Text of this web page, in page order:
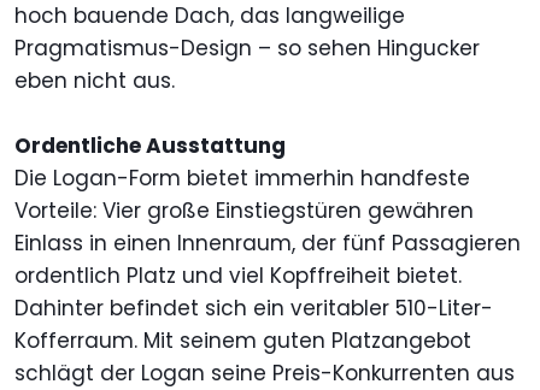
hoch bauende Dach, das langweilige
Pragmatismus-Design – so sehen Hingucker
eben nicht aus.
Ordentliche Ausstattung
Die Logan-Form bietet immerhin handfeste
Vorteile: Vier große Einstiegstüren gewähren
Einlass in einen Innenraum, der fünf Passagieren
ordentlich Platz und viel Kopffreiheit bietet.
Dahinter befindet sich ein veritabler 510-Liter-
Kofferraum. Mit seinem guten Platzangebot
schlägt der Logan seine Preis-Konkurrenten aus